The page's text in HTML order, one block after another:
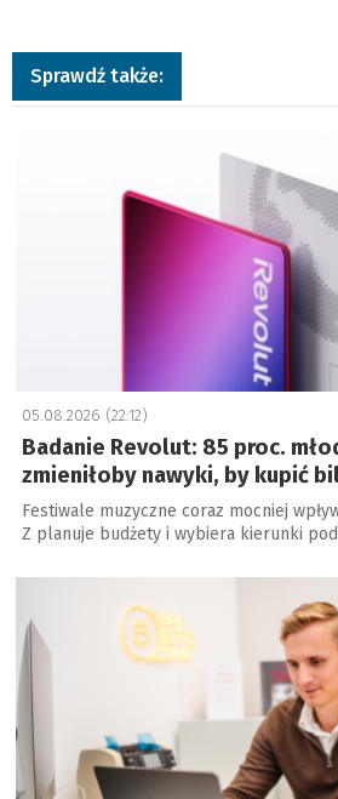
Sprawdź także:
05.08.2026 (22:12)
Badanie Revolut: 85 proc.
zmieniłoby nawyki, by kupić
Festiwale muzyczne coraz mocniej
Z planuje budżety i wybiera kierunki
a